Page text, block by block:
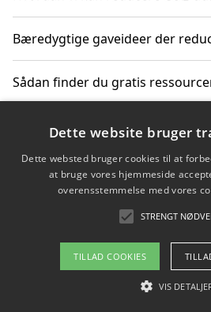
Bæredygtige gaveideer der
Sådan finder du gratis
Hvordan gadgets til hjemmet
Copyright 2026 -
Om / kontakt
Blog
Dette website bruger
Dette websted bruger cookies til at
at bruge vores hjemmeside
overensstemmelse med vores
STRENGT
TILLAD COOKIES
VIS